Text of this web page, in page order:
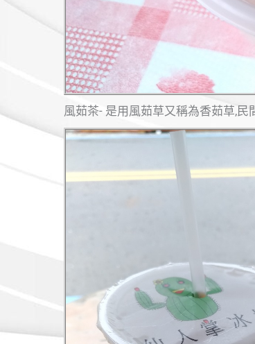
風茹茶- 是用風茹草又稱為香茹草,